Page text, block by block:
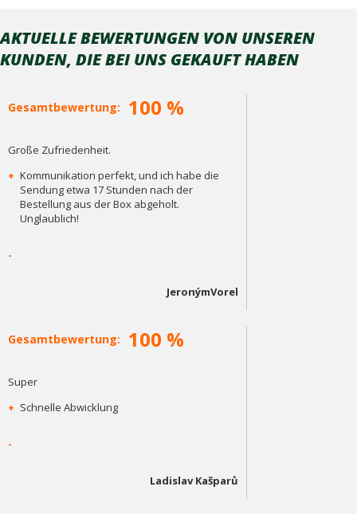
AKTUELLE BEWERTUNGEN VON UNSEREN
KUNDEN, DIE BEI ​​UNS GEKAUFT HABEN
Gesamtbewertung: 100 %
Große Zufriedenheit.
+ Kommunikation perfekt, und ich habe die
Sendung etwa 17 Stunden nach der
Bestellung aus der Box abgeholt.
Unglaublich!
-
JeronýmVorel
Gesamtbewertung: 100 %
Super
+ Schnelle Abwicklung
-
Ladislav Kašparů